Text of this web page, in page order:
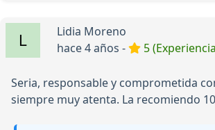
Lidia Moreno
hace 4 años -
5
Seria, responsable y comprometida
siempre muy atenta. La recomiendo